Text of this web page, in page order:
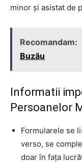
minor și asistat de
Recomandam:
Buzău
Informatii
Persoanelor
Formularele se
verso, se
doar în fața